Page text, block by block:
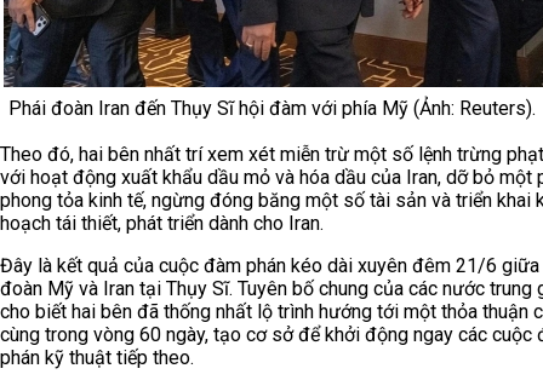
Phái đoàn Iran đến Thụy Sĩ hội đàm với phía Mỹ (Ảnh: Reuters).
Theo đó, hai bên nhất trí xem xét miễn trừ một số lệnh trừng
với hoạt động xuất khẩu dầu mỏ và hóa dầu của Iran, dỡ bỏ một
phong tỏa kinh tế, ngừng đóng băng một số tài sản và triển khai
hoạch tái thiết, phát triển dành cho Iran.
Đây là kết quả của cuộc đàm phán kéo dài xuyên đêm 21/6 giữa
đoàn Mỹ và Iran tại Thụy Sĩ. Tuyên bố chung của các nước trung
cho biết hai bên đã thống nhất lộ trình hướng tới một thỏa thuận
cùng trong vòng 60 ngày, tạo cơ sở để khởi động ngay các cuộc
phán kỹ thuật tiếp theo.